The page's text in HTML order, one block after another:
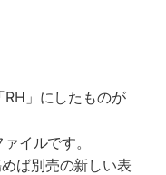
」にしたものが
イルです。
ば別売の新しい表